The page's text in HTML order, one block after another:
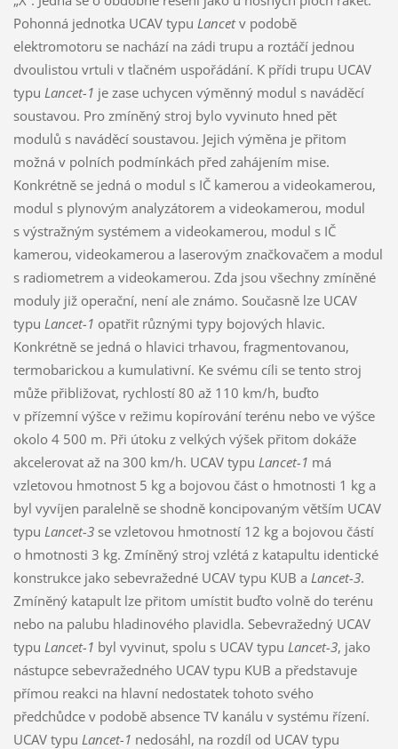
Pohonná jednotka UCAV typu Lancetv podobě
elektromotoru se nachází na zádi trupu a roztáčí jednou
dvoulistou vrtuli v tlačném uspořádání. K přídi trupu UCAV
typu Lancet-1 je zase uchycen výměnný modul s naváděcí
soustavou. Pro zmíněný stroj bylo vyvinuto hned pět
modulů s naváděcí soustavou. Jejich výměna je přitom
možná v polních podmínkách před zahájením mise.
Konkrétně se jedná o modul s IČ kamerou a videokamerou,
modul s plynovým analyzátorem a videokamerou, modul
s výstražným systémem a videokamerou, modul s IČ
kamerou, videokamerou a laserovým značkovačem a modul
s radiometrem a videokamerou. Zda jsou všechny zmíněné
moduly již operační, není ale známo. Současně lze UCAV
typu Lancet-1 opatřit různými typy bojových hlavic.
Konkrétně se jedná o hlavici trhavou, fragmentovanou,
termobarickou a kumulativní. Ke svému cíli se tento stroj
může přibližovat, rychlostí 80 až 110 km/h, buďto
v přízemní výšce v režimu kopírování terénu nebo ve výšce
okolo 4 500 m. Při útoku z velkých výšek přitom dokáže
akcelerovat až na 300 km/h. UCAV typu Lancet-1 má
vzletovou hmotnost 5 kg a bojovou část o hmotnosti 1 kg a
byl vyvíjen paralelně se shodně koncipovaným větším UCAV
typu Lancet-3 se vzletovou hmotností 12 kg a bojovou částí
o hmotnosti 3 kg. Zmíněný stroj vzlétá z katapultu identické
konstrukce jako sebevražedné UCAV typu KUB a Lancet-3.
Zmíněný katapult lze přitom umístit buďto volně do terénu
nebo na palubu hladinového plavidla. Sebevražedný UCAV
typu Lancet-1 byl vyvinut, spolu s UCAV typu Lancet-3, jako
nástupce sebevražedného UCAV typu KUB a představuje
přímou reakci na hlavní nedostatek tohoto svého
předchůdce v podobě absence TV kanálu v systému řízení.
UCAV typu Lancet-1 nedosáhl, na rozdíl od UCAV typu